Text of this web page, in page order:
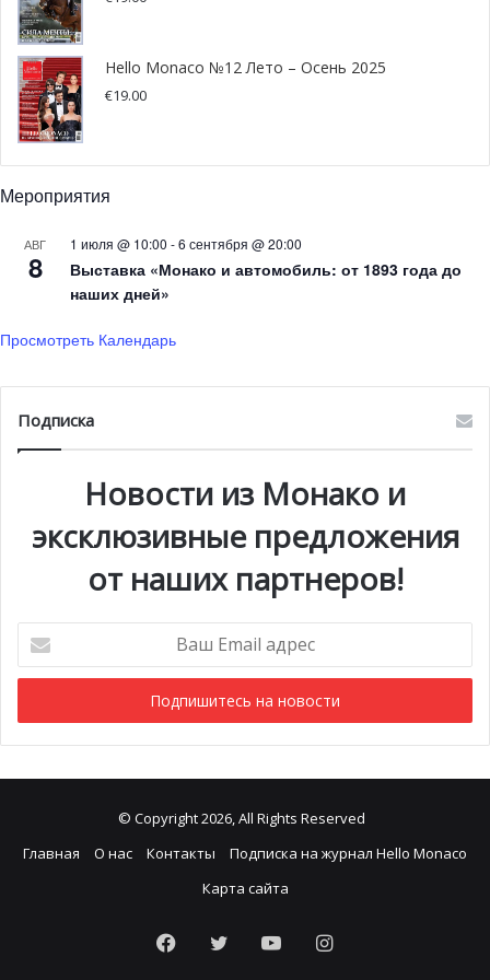
Уайлд-карты в основную сетку парного разряда:
Ромен Арнеодо (Монако) / Мануэль Гиньяр
(Франция):
Петрос Циципас / Стефанос Циципас (Греция):
чемпион турнира в одиночном разряде, обещают
зрелищные матчи.
Артур Риндеркнех (Франция) / Валентен Вашеро
(Монако):Сильная команда, намеренная
результата.
Hello Monaco №12 Лето – Осень 2025
€19.00
Мероприятия
АВГ
8
1 июля @ 10:00 -6 сентября @ 20:00
Выставка «Монако и автомобиль: от 1893 года до
наших дней»
Просмотреть Календарь
Подписка
Новости из Монако и
эксклюзивные предложения
от наших партнеров!
Email
адрес
© Copyright 2026, All Rights Reserved
Главная
О нас Контакты
Подписка на журнал Hello Monaco
Карта сайта
Facebook
TwitterYouTubeInstagram